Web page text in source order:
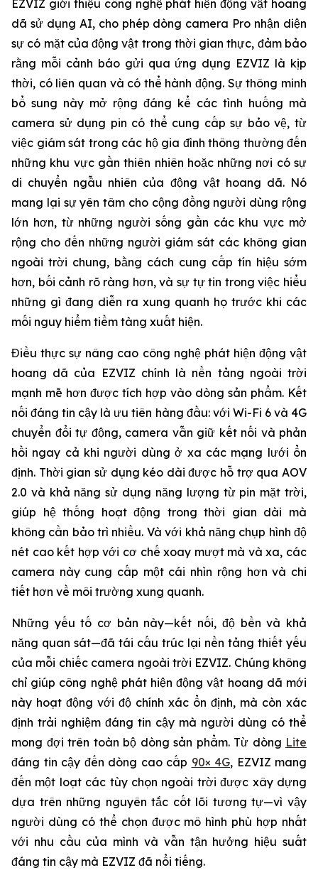
EZVIZ giới thiệu công nghệ phát hiện động vật hoang
dã sử dụng AI, cho phép dòng camera Pro nhận diện
sự có mặt của động vật trong thời gian thực, đảm bảo
rằng mỗi cảnh báo gửi qua ứng dụng EZVIZ là kịp
thời, có liên quan và có thể hành động. Sự thông minh
bổ sung này mở rộng đáng kể các tình huống mà
camera sử dụng pin có thể cung cấp sự bảo vệ, từ
việc giám sát trong các hộ gia đình thông thường đến
những khu vực gần thiên nhiên hoặc những nơi có sự
di chuyển ngẫu nhiên của động vật hoang dã. Nó
mang lại sự yên tâm cho cộng đồng người dùng rộng
lớn hơn, từ những người sống gần các khu vực mở
rộng cho đến những người giám sát các không gian
ngoài trời chung, bằng cách cung cấp tín hiệu sớm
hơn, bối cảnh rõ ràng hơn, và sự tự tin trong việc hiểu
những gì đang diễn ra xung quanh họ trước khi các
mối nguy hiểm tiềm tàng xuất hiện.
Điều thực sự nâng cao công nghệ phát hiện động vật
hoang dã của EZVIZ chính là nền tảng ngoài trời
mạnh mẽ hơn được tích hợp vào dòng sản phẩm. Kết
nối đáng tin cậy là ưu tiên hàng đầu: với Wi-Fi 6 và 4G
chuyển đổi tự động, camera vẫn giữ kết nối và phản
hồi ngay cả khi người dùng ở xa các mạng lưới ổn
định. Thời gian sử dụng kéo dài được hỗ trợ qua AOV
2.0 và khả năng sử dụng năng lượng từ pin mặt trời,
giúp hệ thống hoạt động trong thời gian dài mà
không cần bảo trì nhiều. Và với khả năng chụp hình độ
nét cao kết hợp với cơ chế xoay mượt mà và xa, các
camera này cung cấp một cái nhìn rộng hơn và chi
tiết hơn về môi trường xung quanh.
Những yếu tố cơ bản này—kết nối, độ bền và khả
năng quan sát—đã tái cấu trúc lại nền tảng thiết yếu
của mỗi chiếc camera ngoài trời EZVIZ. Chúng không
chỉ giúp công nghệ phát hiện động vật hoang dã mới
này hoạt động với độ chính xác ổn định, mà còn xác
định trải nghiệm đáng tin cậy mà người dùng có thể
mong đợi trên toàn bộ dòng sản phẩm. Từ dòng Lite
đáng tin cậy đến dòng cao cấp 90× 4G, EZVIZ mang
đến một loạt các tùy chọn ngoài trời được xây dựng
dựa trên những nguyên tắc cốt lõi tương tự—vì vậy
người dùng có thể chọn được mô hình phù hợp nhất
với nhu cầu của mình và vẫn tận hưởng hiệu suất
đáng tin cậy mà EZVIZ đã nổi tiếng.